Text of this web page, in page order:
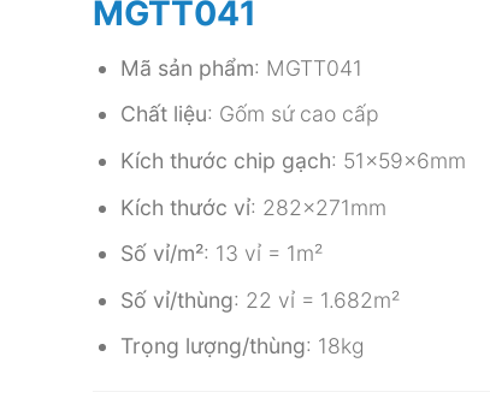
MGTT041
Mã sản phẩm: MGTT041
Chất liệu: Gốm sứ cao cấp
Kích thước chip gạch: 51x59x6mm
Kích thước vỉ: 282x271mm
Số vỉ/m²: 13 vỉ = 1m²
Số vỉ/thùng: 22 vỉ = 1.682m²
Trọng lượng/thùng: 18kg